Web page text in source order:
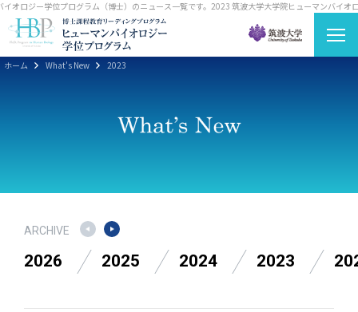
オロジー学位プログラム（博士）のニュース一覧です。 2023 筑波大学大学院ヒューマンバイオ
ホーム What's New 2023
ARCHIVE
2026 2025 2024 2023